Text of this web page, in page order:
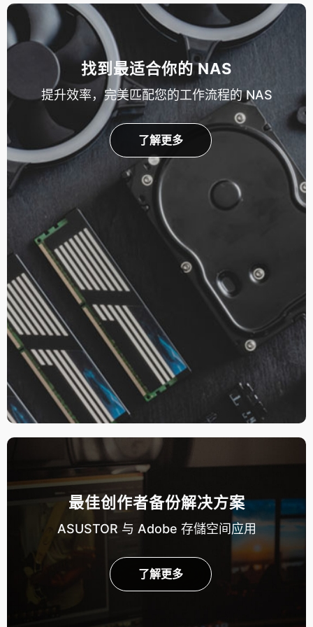
找到最适合你的 NAS
提升效率，完美匹配您的工作流程的 NAS
了解更多
最佳创作者备份解决方案
ASUSTOR 与 Adobe 存儲空间应用
了解更多